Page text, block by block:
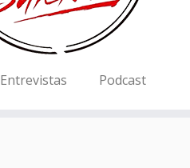
Entrevistas Podcast